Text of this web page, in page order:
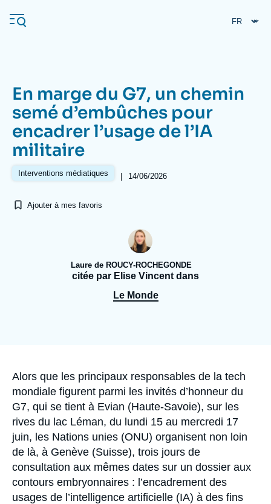
au
contenu
principale
L'Ifri
Analyses
Se connecter
En marge du G7, un chemin
semé d’embûches pour
encadrer l’usage de l’IA
militaire
Interventions médiatiques | 14/06/2026
Ajouter à mes favoris
Laure de ROUCY-ROCHEGONDE
citée par Elise Vincent dans
Le Monde
Accroche
Alors que les principaux responsables de la tech
mondiale figurent parmi les invités d’honneur du
G7, qui se tient à Evian (Haute-Savoie), sur les
rives du lac Léman, du lundi 15 au mercredi 17
juin, les Nations unies (ONU) organisent non loin
de là, à Genève (Suisse), trois jours de
consultation aux mêmes dates sur un dossier aux
contours embryonnaires : l’encadrement des
usages de l’intelligence artificielle (IA) à des fins